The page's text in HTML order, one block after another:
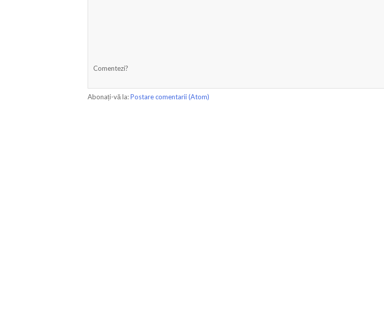
Comentezi?
Abonați-vă la:Postare comentarii (Atom)